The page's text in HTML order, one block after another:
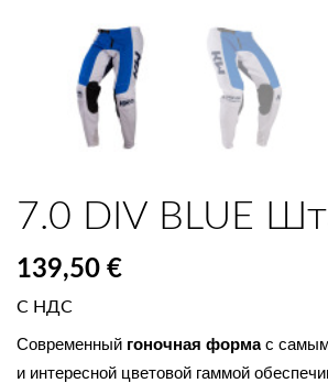
7.0 DIV BLUE
139,50 €
С НДС
Современный гоночная форма с
и интересной цветовой гаммой